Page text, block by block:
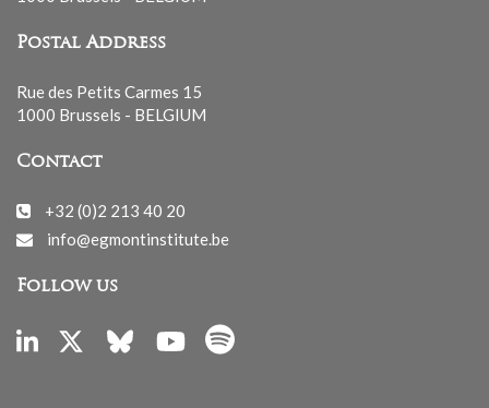
Postal Address
Rue des Petits Carmes 15
1000 Brussels - BELGIUM
Contact
+32 (0)2 213 40 20
info@egmontinstitute.be
Follow us